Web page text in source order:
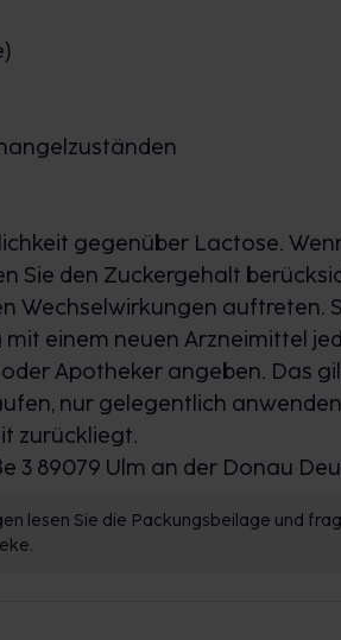
gegenüber Lactose.
Sie den Zuckergehalt
Wechselwirkungen auftreten.
einem neuen Arzneimittel
Apotheker angeben. Das
nur gelegentlich
zurückliegt.
3 89079 Ulm an der Donau
lesen Sie die Packungsbeilage und